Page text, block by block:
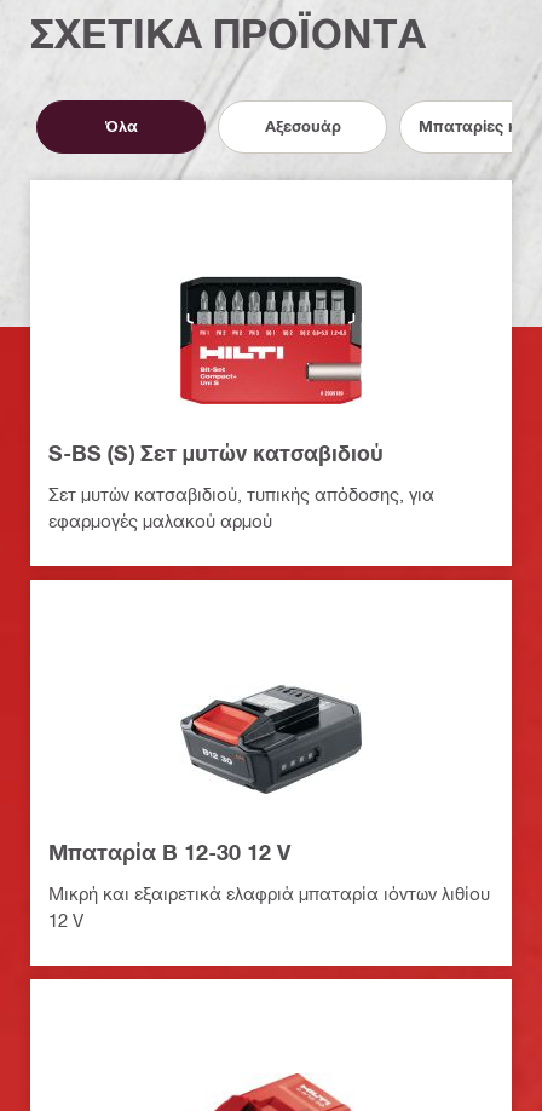
ΣΧΕΤΙΚΑ ΠΡΟΪΟΝΤΑ
Όλα Αξεσουάρ Μπαταρίες και
S-BS (S) Σετ μυτών κατσαβιδιού
Σετ μυτών κατσαβιδιού, τυπικής απόδοσης, για
εφαρμογές μαλακού αρμού
Μπαταρία B 12-30 12 V
Μικρή και εξαιρετικά ελαφριά μπαταρία ιόντων λιθίου
12 V